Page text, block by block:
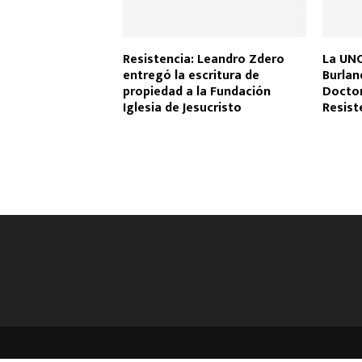
Resistencia: Leandro Zdero
entregó la escritura de
propiedad a la Fundación
Iglesia de Jesucristo
La